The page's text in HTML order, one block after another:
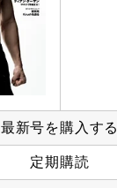
最新号を購入する
定期購読